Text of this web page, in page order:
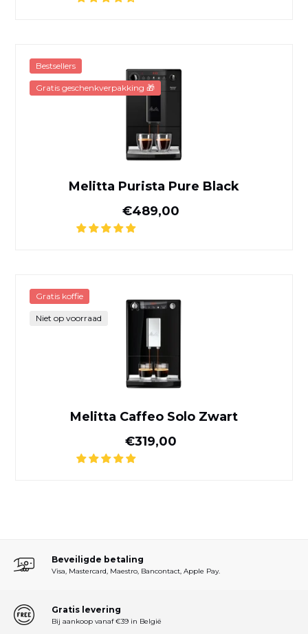
Melitta Purista Pure Black
Normale prijs
€489,00
Bestsellers
Gratis geschenkverpakking 🎁
Melitta Caffeo Solo Zwart
Normale prijs
€319,00
Gratis koffie
Niet op voorraad
Beveiligde betaling
Visa, Mastercard, Maestro, Bancontact, Apple Pay.
Gratis levering
Bij aankoop vanaf €39 in België